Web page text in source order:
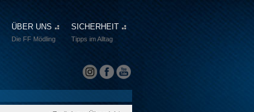
ÜBER UNS
Die FF Mödling
SICHERHEIT
Tipps im Alltag